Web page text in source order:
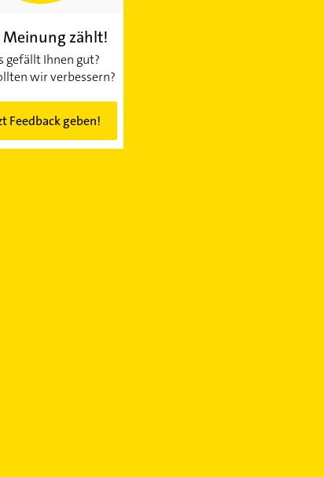
Meinung zählt!
gefällt Ihnen gut?
wir verbessern?
Feedback geben!